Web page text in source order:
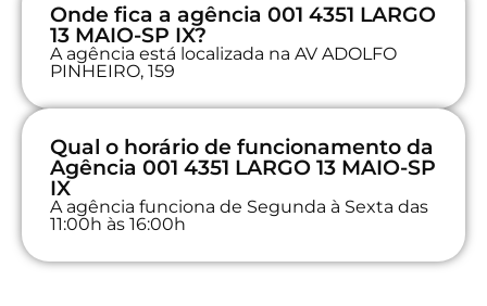
Onde fica a agência 001 4351 LARGO
13 MAIO-SP IX?
A agência está localizada na AV ADOLFO
PINHEIRO, 159
Qual o horário de funcionamento da
Agência 001 4351 LARGO 13 MAIO-SP
IX
A agência funciona de Segunda à Sexta das
11:00h às 16:00h